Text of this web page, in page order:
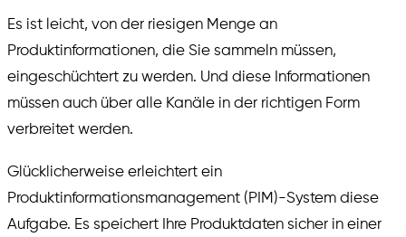
Es ist leicht, von der riesigen Menge an
Produktinformationen, die Sie sammeln müssen,
eingeschüchtert zu werden. Und diese Informationen
müssen auch über alle Kanäle in der richtigen Form
verbreitet werden.
Glücklicherweise erleichtert ein
Produktinformationsmanagement (PIM)-System diese
Aufgabe. Es speichert Ihre Produktdaten sicher in einer